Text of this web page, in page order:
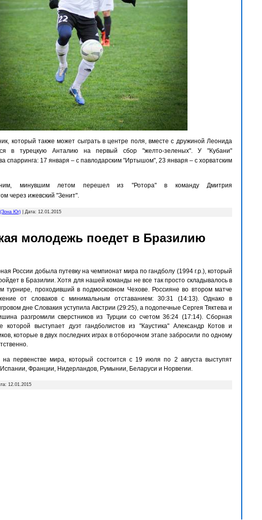
который также может сыграть в центре поля, вместе с дружиной Леонида
в турецкую Анталию на первый сбор "желто-зеленых". У "Кубани"
спарринга: 17 января – с павлодарским "Иртышом", 23 января – с хорватским
минувшим летом перешел из "Ротора" в команду Дмитрия
через ижевский "Зенит".
Юг) | Дата: 12.01.2015
молодежь поедет в Бразилию
России добыла путевку на чемпионат мира по гандболу (1994 г.р.), который
в Бразилии. Хотя для нашей команды не все так просто складывалось в
турнире, проходивший в подмосковном Чехове. Россияне во втором матче
от словаков с минимальным отставанием: 30:31 (14:13). Однако в
дне Словакия уступила Австрии (29:25), а подопечные Сергея Тяктева и
разгромили сверстников из Турции со счетом 36:24 (17:14). Сборная
которой выступает дуэт гандболистов из "Каустика" Александр Котов и
которые в двух последних играх в отборочном этапе забросили по одному
первенстве мира, который состоится с 19 июля по 2 августа выступят
Франции, Нидерландов, Румынии, Беларуси и Норвегии.
12.01.2015